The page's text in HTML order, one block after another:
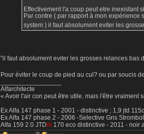
Effectivement l'a coup peut etre inexistant
Par contre ( par rapport à mon expérience
system ) il faut absolument eviter les
"il faut absolument eviter les grosses relances bas
Pour éviter le coup de pied au cul? ou par soucis
Alfarchitecte
« Avoir l'air con peut être utile, mais l'être vraiment
Ex Alfa 147 phase 1 - 2001 - distinctive ; 1,9 jtd
Ex Alfa 147 phase 2 - 2006 -Selective Gris
Alfa 159 2.0 JTDm 170 eco distinctive - 2011 - noir